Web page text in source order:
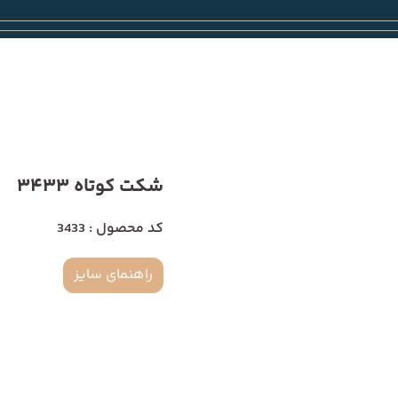
شکت کوتاه 3433
کد محصول : 3433
راهنمای سایز